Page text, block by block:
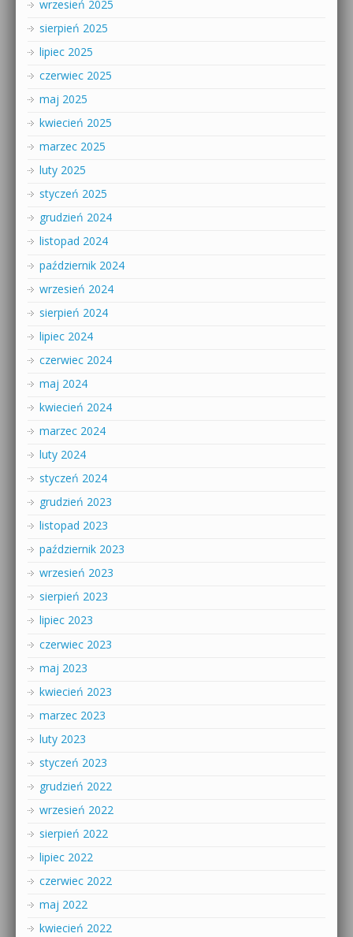
wrzesień 2025
sierpień 2025
lipiec 2025
czerwiec 2025
maj 2025
kwiecień 2025
marzec 2025
luty 2025
styczeń 2025
grudzień 2024
listopad 2024
październik 2024
wrzesień 2024
sierpień 2024
lipiec 2024
czerwiec 2024
maj 2024
kwiecień 2024
marzec 2024
luty 2024
styczeń 2024
grudzień 2023
listopad 2023
październik 2023
wrzesień 2023
sierpień 2023
lipiec 2023
czerwiec 2023
maj 2023
kwiecień 2023
marzec 2023
luty 2023
styczeń 2023
grudzień 2022
wrzesień 2022
sierpień 2022
lipiec 2022
czerwiec 2022
maj 2022
kwiecień 2022